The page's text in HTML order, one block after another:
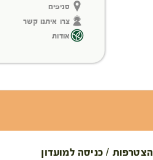
סניפים
צרו איתנו קשר
אודות
הצטרפות / כניסה למועדון